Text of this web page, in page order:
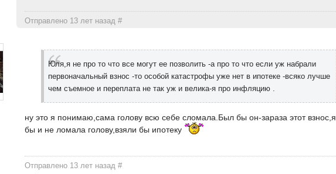
Отправлено 13 лет назад#
Юля,я не про то что все могут ее позволить -а про то что если уж набрали
первоначальный взнос -то особой катастрофы уже нет в ипотеке -всяко лучше
чем съемное и переплата не так уж и велика-я про инфляцию .
ну это я понимаю,сама голову всю себе сломала.Был бы он-зараза этот взнос,я
бы и не ломала голову,взяли бы ипотеку
Отправлено 13 лет назад#